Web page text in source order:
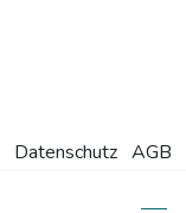
Datenschutz AGB